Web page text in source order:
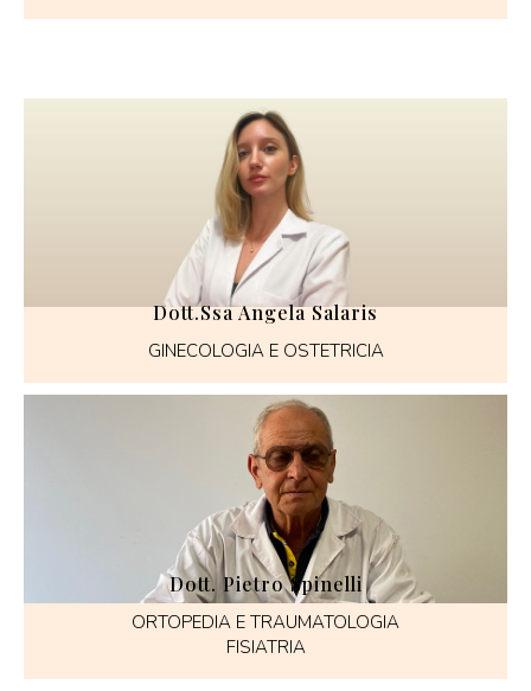
Dott.ssa Angela Salaris
GINECOLOGIA E OSTETRICIA
Dott. Pietro Spinelli
ORTOPEDIA E TRAUMATOLOGIA
FISIATRIA